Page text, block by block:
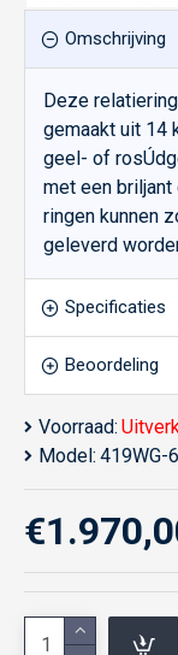
Omschrijving
Deze
gemaakt uit 14
geel- of
met een briljant
ringen kunnen
geleverd
Specificaties
Beoordeling
Voorraad:
Model: 419WG-